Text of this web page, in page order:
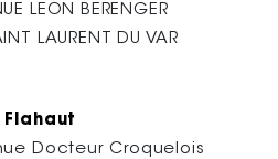
LEON BERENGER
LAURENT DU VAR
Flahaut
Docteur Croquelois